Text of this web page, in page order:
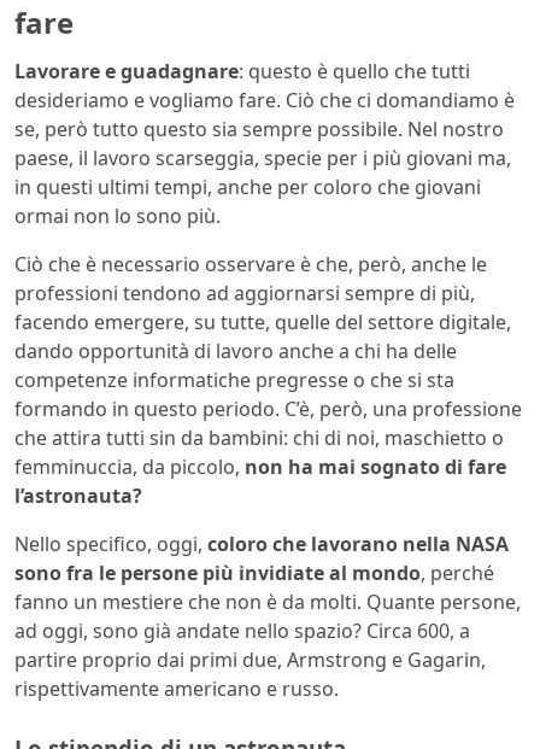
fare
Lavorare e guadagnare: questo è quello che tutti
desideriamo e vogliamo fare. Ciò che ci domandiamo è
se, però tutto questo sia sempre possibile. Nel nostro
paese, il lavoro scarseggia, specie per i più giovani ma,
in questi ultimi tempi, anche per coloro che giovani
ormai non lo sono più.
Ciò che è necessario osservare è che, però, anche le
professioni tendono ad aggiornarsi sempre di più,
facendo emergere, su tutte, quelle del settore digitale,
dando opportunità di lavoro anche a chi ha delle
competenze informatiche pregresse o che si sta
formando in questo periodo. C’è, però, una professione
che attira tutti sin da bambini: chi di noi, maschietto o
femminuccia, da piccolo, non ha mai sognato di fare
l’astronauta?
Nello specifico, oggi, coloro che lavorano nella NASA
sono fra le persone più invidiate al mondo, perché
fanno un mestiere che non è da molti. Quante persone,
ad oggi, sono già andate nello spazio? Circa 600, a
partire proprio dai primi due, Armstrong e Gagarin,
rispettivamente americano e russo.